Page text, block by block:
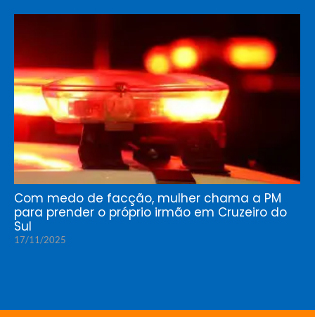
Com medo de facção, mulher chama a PM
para prender o próprio irmão em Cruzeiro do
Sul
17/11/2025